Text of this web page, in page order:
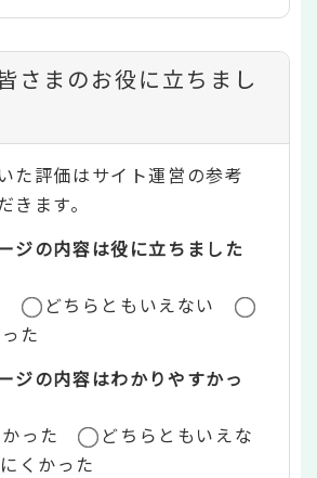
さまのお役に立ちまし
た評価はサイト運営の参考
きます。
ジの内容は役に立ちました
どちらともいえない
た
ジの内容はわかりやすかっ
った
どちらともいえな
くかった